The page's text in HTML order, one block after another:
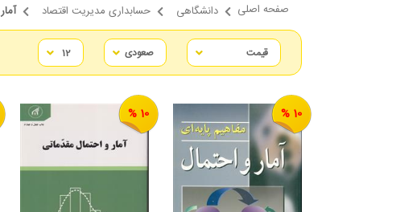
صفحه اصلی دانشگاهی حسابداری مدیریت اقتصاد آمار
10 %
10 %